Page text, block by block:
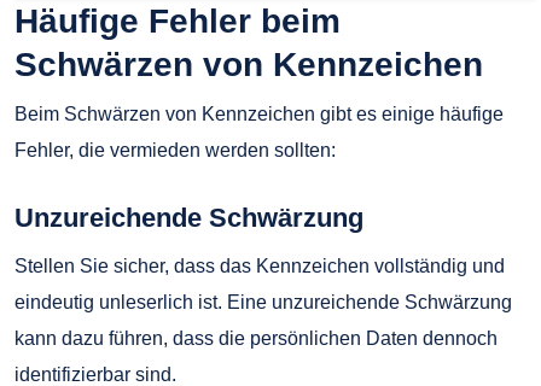
Häufige Fehler beim
Schwärzen von Kennzeichen
Beim Schwärzen von Kennzeichen gibt es einige häufige
Fehler, die vermieden werden sollten:
Unzureichende Schwärzung
Stellen Sie sicher, dass das Kennzeichen vollständig und
eindeutig unleserlich ist. Eine unzureichende Schwärzung
kann dazu führen, dass die persönlichen Daten dennoch
identifizierbar sind.